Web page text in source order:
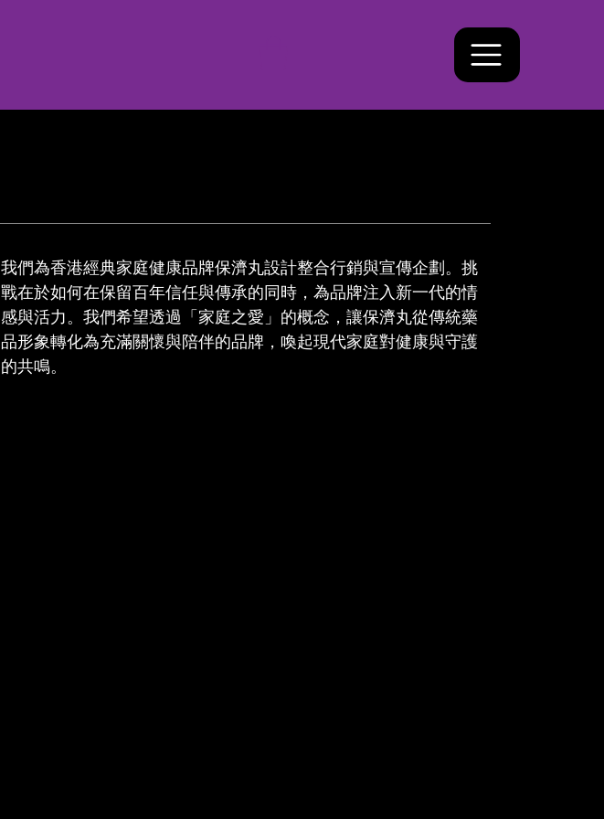
我們為香港經典家庭健康品牌保濟丸設計整合行銷與宣傳企劃。挑
戰在於如何在保留百年信任與傳承的同時，為品牌注入新一代的情
感與活力。我們希望透過「家庭之愛」的概念，讓保濟丸從傳統藥
品形象轉化為充滿關懷與陪伴的品牌，喚起現代家庭對健康與守護
的共鳴。